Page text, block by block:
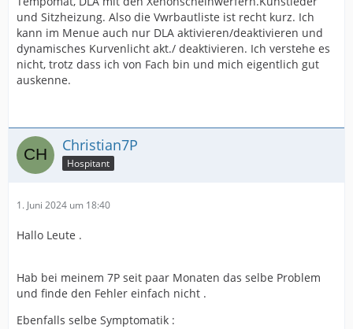
und Sitzheizung. Also die Vwrbautliste ist recht kurz. Ich
kann im Menue auch nur DLA aktivieren/deaktivieren und
dynamisches Kurvenlicht akt./ deaktivieren. Ich verstehe es
nicht, trotz dass ich von Fach bin und mich eigentlich gut
auskenne.
Christian7P
Hospitant
1. Juni 2024 um 18:40
Hallo Leute .
Hab bei meinem 7P seit paar Monaten das selbe Problem
und finde den Fehler einfach nicht .
Ebenfalls selbe Symptomatik :